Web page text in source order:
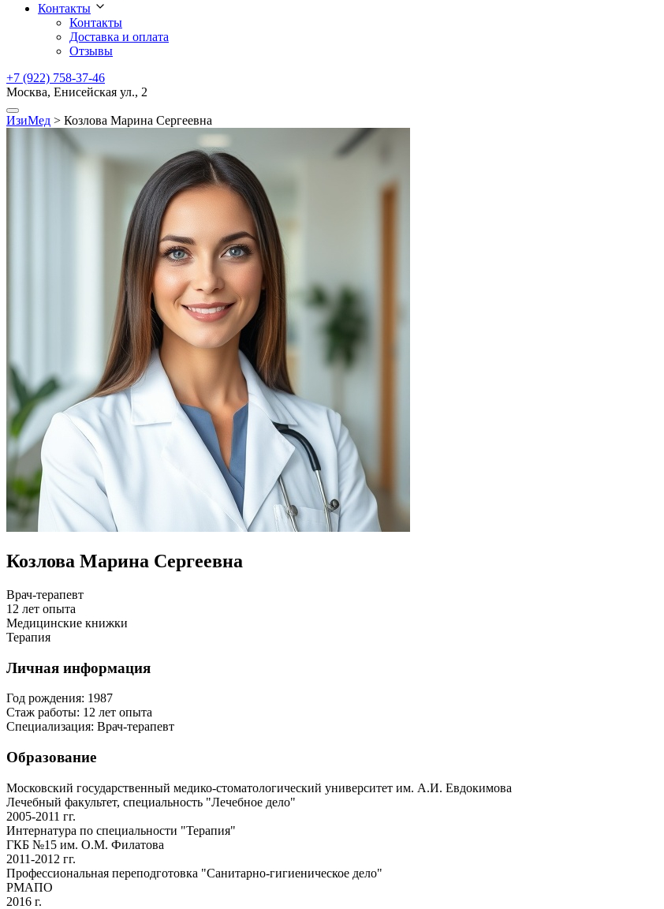
Контакты
Контакты
Доставка и оплата
Отзывы
+7 (922) 758-37-46
Москва, Енисейская ул., 2
ИзиМед > Козлова Марина Сергеевна
Козлова Марина Сергеевна
Врач-терапевт
12 лет опыта
Медицинские книжки
Терапия
Личная информация
Год рождения: 1987
Стаж работы: 12 лет опыта
Специализация: Врач-терапевт
Образование
Московский государственный медико-стоматологический университет им. А.И. Евдокимова
Лечебный факультет, специальность "Лечебное дело"
2005-2011 гг.
Интернатура по специальности "Терапия"
ГКБ №15 им. О.М. Филатова
2011-2012 гг.
Профессиональная переподготовка "Санитарно-гигиеническое дело"
РМАПО
2016 г.